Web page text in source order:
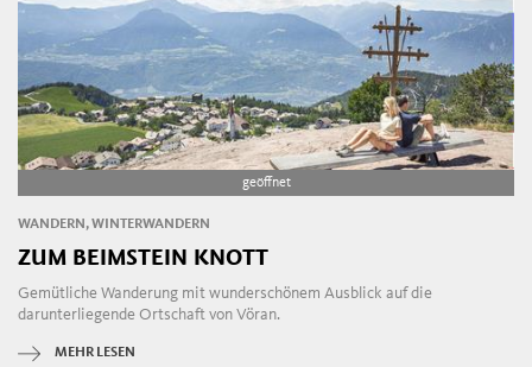
geöffnet
WANDERN, WINTERWANDERN
ZUM BEIMSTEIN KNOTT
Gemütliche Wanderung mit wunderschönem Ausblick auf die
darunterliegende Ortschaft von Vöran.
MEHR LESEN